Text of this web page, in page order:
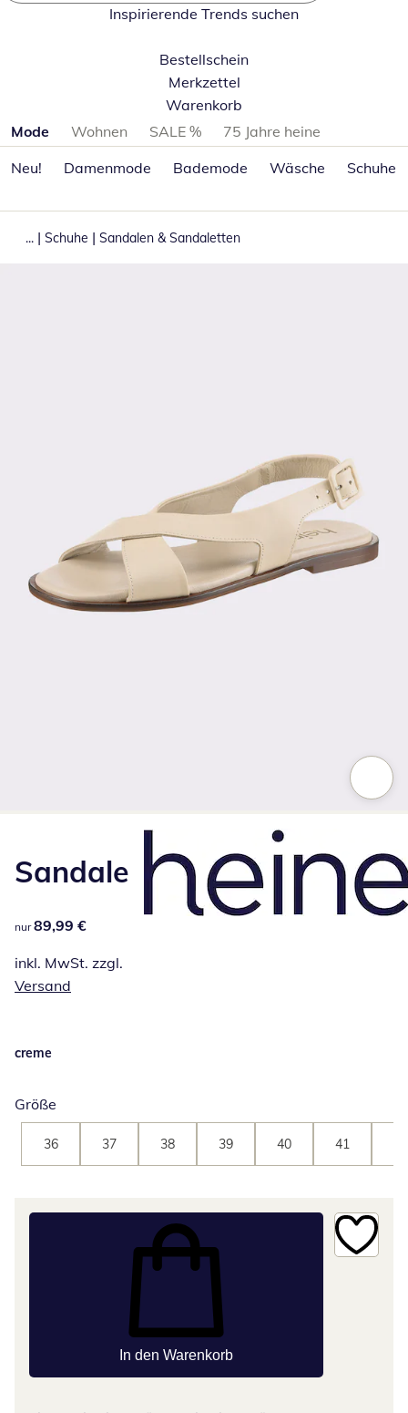
Inspirierende Trends suchen
Bestellschein
Merkzettel
Warenkorb
Produktkategorien überspringen
Mode Wohnen SALE %
75 Jahre heine
Neu!
Damenmode Bademode Wäsche Schuhe
... | Schuhe | Sandalen & Sandaletten
Sandale
89,99 €
nur 89,99 €
inkl. MwSt. zzgl.
Versand
creme
Größe
36 37 38 39 40 41
In den Warenkorb